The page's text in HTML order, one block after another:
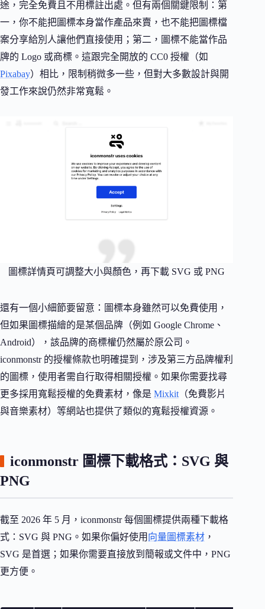
途，完全免費且不用標註出處。但有兩個關鍵限制：第
一，你不能把圖標本身當作產品來賣，也不能把圖標檔
案分享給別人讓他們直接使用；第二，圖標不能當作品
牌的 Logo 或商標。這跟完全開放的 CC0 授權（如
Pixabay）相比，限制稍微多一些，但對大多數設計與開
發工作來說仍然非常寬鬆。
圖標詳情頁可調整大小與顏色，再下載 SVG 或 PNG
還有一個小細節要留意：圖標本身雖然可以免費使用，
但如果圖標描繪的是某個品牌（例如 Google Chrome、
Android），該品牌的商標權仍然屬於原公司。
iconmonstr 的授權條款也明確提到，涉及第三方品牌權利
的圖標，使用者需自行取得相關授權。如果你需要找尋
更多採用寬鬆授權的免費素材，像是 Mixkit （免費影片
與音樂素材）等網站也提供了類似的寬鬆授權資源。
iconmonstr 圖標下載格式：SVG 與
PNG
截至 2026 年 5 月，iconmonstr 每個圖標提供兩種下載格
式：SVG 與 PNG。如果你偏好使用 向量圖標素材 ，
SVG 是首選；如果你需要直接放到簡報或文件中，PNG
更方便。